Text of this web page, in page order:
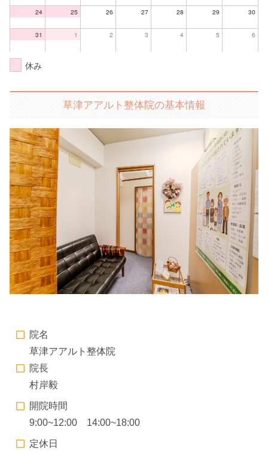
24 25 26 27 28 29 30
31 1 2 3 4 5 6
休み
草津アアルト整体院の基本情報
院名
草津アアルト整体院
院長
村岸毅
開院時間
9:00~12:00 14:00~18:00
定休日